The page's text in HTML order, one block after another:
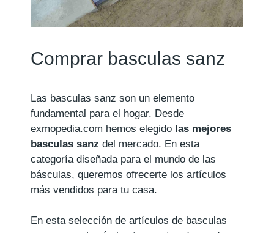
Comprar basculas sanz
Las basculas sanz son un elemento
fundamental para el hogar. Desde
exmopedia.com hemos elegido las mejores
basculas sanz del mercado. En esta
categoría diseñada para el mundo de las
básculas, queremos ofrecerte los artículos
más vendidos para tu casa.
En esta selección de artículos de basculas